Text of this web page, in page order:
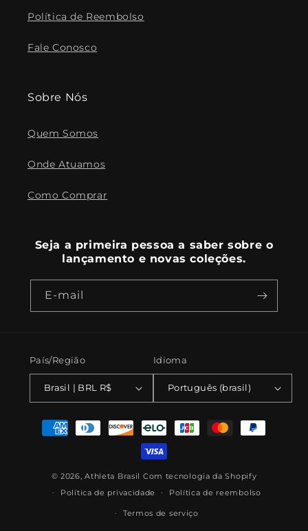
Política de Reembolso
Fale Conosco
Sobre Nós
Quem Somos
Onde Atuamos
Como Comprar
Seja a primeira pessoa a saber sobre o
lançamento e novas coleções.
E-mail
País/Região
Brasil | BRL R$
Idioma
Português (brasil)
Formas
© 2026,Athleta Brasil Com tecnologia da Shopify
Política de privacidade
Política de reembolso
Termos de serviço